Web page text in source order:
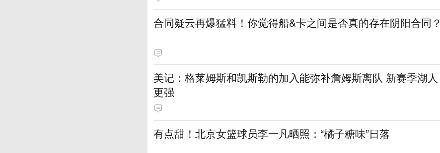
合同疑云再爆猛料！你觉得船&卡之间是否真的存在阴阳合同？
美记：格莱姆斯和凯斯勒的加入能弥补詹姆斯离队 新赛季湖人
更强
有点甜！北京女篮球员李一凡晒照：“橘子糖味”日落